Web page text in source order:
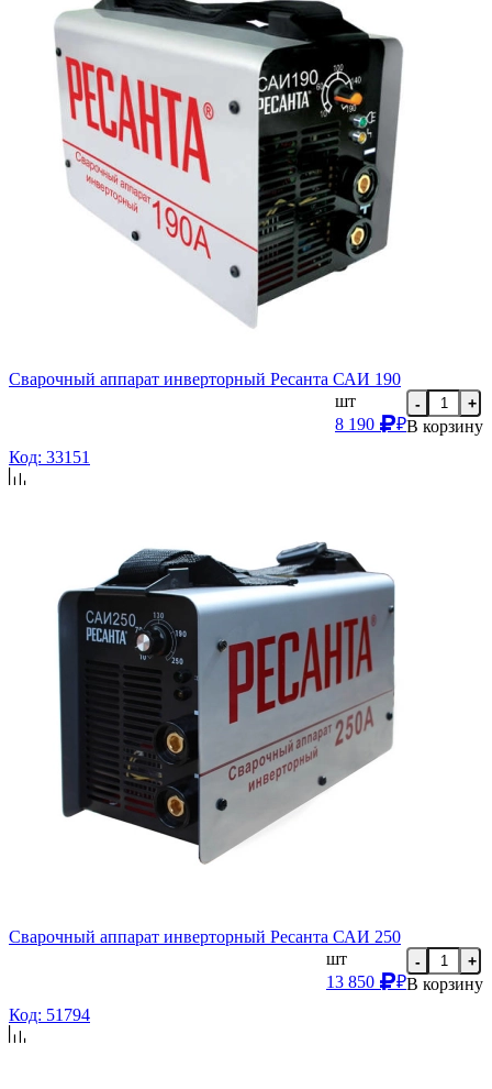
Сварочный аппарат инверторный Ресанта САИ 190
шт
8 190
₽
- +
В корзину
Код: 33151
Сварочный аппарат инверторный Ресанта САИ 250
шт
13 850
₽
- +
В корзину
Код: 51794